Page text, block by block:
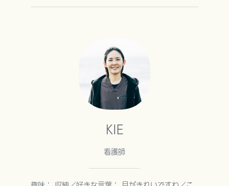
KIE
看護師